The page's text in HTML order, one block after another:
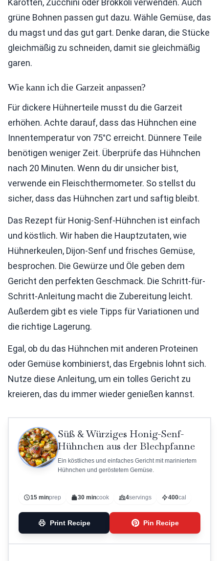
Karotten, Zucchini oder Brokkoli verwenden. Auch
grüne Bohnen passen gut dazu. Wähle Gemüse, das
du magst und das gut gart. Denke daran, die Stücke
gleichmäßig zu schneiden, damit sie gleichmäßig
garen.
Wie kann ich die Garzeit anpassen?
Für dickere Hühnerteile musst du die Garzeit
erhöhen. Achte darauf, dass das Hühnchen eine
Innentemperatur von 75°C erreicht. Dünnere Teile
benötigen weniger Zeit. Überprüfe das Hühnchen
nach 20 Minuten. Wenn du dir unsicher bist,
verwende ein Fleischthermometer. So stellst du
sicher, dass das Hühnchen zart und saftig bleibt.
Das Rezept für Honig-Senf-Hühnchen ist einfach
und köstlich. Wir haben die Hauptzutaten, wie
Hühnerkeulen, Dijon-Senf und frisches Gemüse,
besprochen. Die Gewürze und Öle geben dem
Gericht den perfekten Geschmack. Die Schritt-für-
Schritt-Anleitung macht die Zubereitung leicht.
Außerdem gibt es viele Tipps für Variationen und
die richtige Lagerung.
Egal, ob du das Hühnchen mit anderen Proteinen
oder Gemüse kombinierst, das Ergebnis lohnt sich.
Nutze diese Anleitung, um ein tolles Gericht zu
kreieren, das du immer wieder genießen kannst.
Süß & Würziges Honig-Senf-
Hühnchen aus der Blechpfanne
Ein köstliches und einfaches Gericht mit mariniertem
Hühnchen und geröstetem Gemüse.
15 minprep 30 mincook 4servings 400cal
Print Recipe Pin Recipe